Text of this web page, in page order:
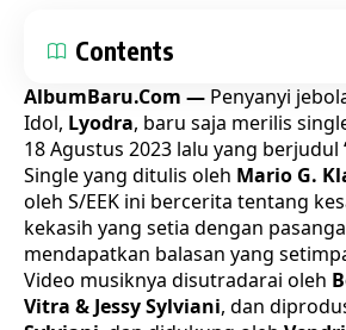
Contents
AlbumBaru.Com — Penyanyi
Idol, Lyodra, baru saja merilis
18 Agustus 2023 lalu yang berjudul
Single yang ditulis oleh Mario G.
oleh S/EEK ini bercerita tentang
kekasih yang setia dengan
mendapatkan balasan yang
Video musiknya disutradarai oleh
Vitra & Jessy Sylviani, dan